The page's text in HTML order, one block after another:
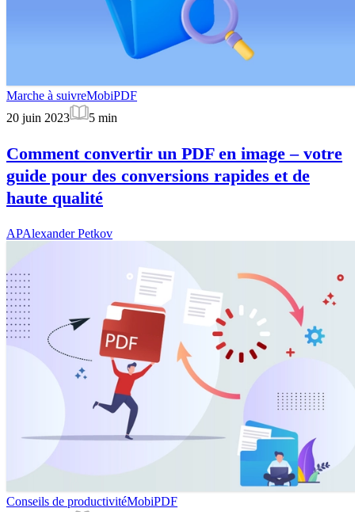
Marche à suivreMobiPDF
20 juin 2023
5 min
Comment convertir un PDF en image – votre
guide pour des conversions rapides et de
haute qualité
APAlexander Petkov
Conseils de productivitéMobiPDF